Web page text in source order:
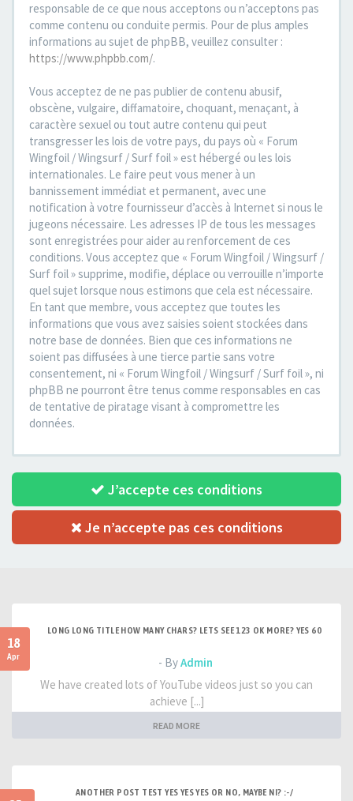
responsable de ce que nous acceptons ou n’acceptons pas
comme contenu ou conduite permis. Pour de plus amples
informations au sujet de phpBB, veuillez consulter :
https://www.phpbb.com/.
Vous acceptez de ne pas publier de contenu abusif,
obscène, vulgaire, diffamatoire, choquant, menaçant, à
caractère sexuel ou tout autre contenu qui peut
transgresser les lois de votre pays, du pays où « Forum
Wingfoil / Wingsurf / Surf foil » est hébergé ou les lois
internationales. Le faire peut vous mener à un
bannissement immédiat et permanent, avec une
notification à votre fournisseur d’accès à Internet si nous le
jugeons nécessaire. Les adresses IP de tous les messages
sont enregistrées pour aider au renforcement de ces
conditions. Vous acceptez que « Forum Wingfoil / Wingsurf /
Surf foil » supprime, modifie, déplace ou verrouille n’importe
quel sujet lorsque nous estimons que cela est nécessaire.
En tant que membre, vous acceptez que toutes les
informations que vous avez saisies soient stockées dans
notre base de données. Bien que ces informations ne
soient pas diffusées à une tierce partie sans votre
consentement, ni « Forum Wingfoil / Wingsurf / Surf foil », ni
phpBB ne pourront être tenus comme responsables en cas
de tentative de piratage visant à compromettre les
données.
J’accepte ces conditions
Je n’accepte pas ces conditions
18
Apr
LONG LONG TITLE HOW MANY CHARS? LETS SEE 123 OK MORE? YES 60
- ByAdmin
We have created lots of YouTube videos just so you can
achieve [...]
READ MORE
ANOTHER POST TEST YES YES YES OR NO, MAYBE NI? :-/